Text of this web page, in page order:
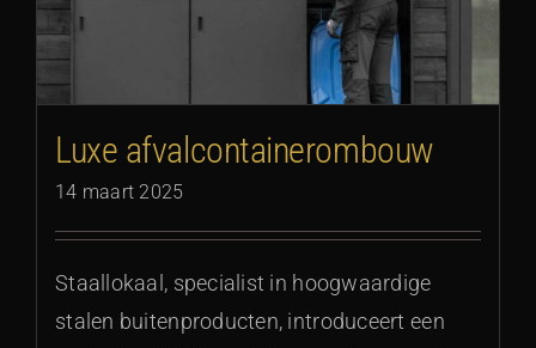
Luxe afvalcontainerombouw
14 maart 2025
Staallokaal, specialist in hoogwaardige
stalen buitenproducten, introduceert een